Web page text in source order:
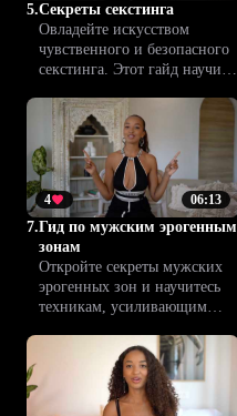
5.Секреты секстинга
Овладейте искусством
чувственного и безопасного
секстинга. Этот гайд научит
желания, поддерживать
страсть и укреплять доверие
в отношениях.
06:13
4
7.Гид по мужским эрогенным
зонам
Откройте секреты мужских
эрогенных зон и научитесь
техникам, усиливающим
советы Climax™ помогут
разнообразить интимную
жизнь и укрепить
эмоциональную связь.